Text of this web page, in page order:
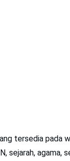
tersedia pada
sejarah, agama,